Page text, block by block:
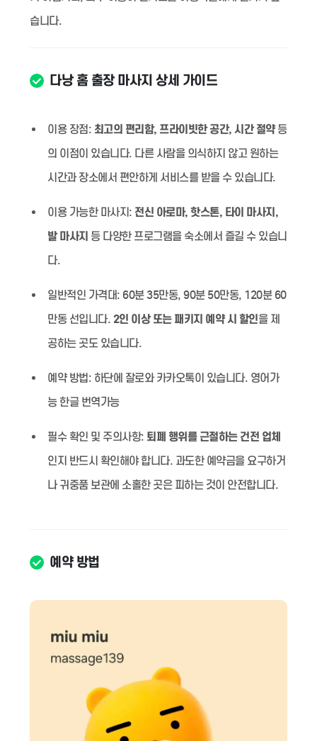
습니다.
다낭 홈 출장 마사지 상세 가이드
이용 장점: 최고의 편리함, 프라이빗한 공간, 시간 절약등
의 이점이 있습니다. 다른 사람을 의식하지 않고 원하는
시간과 장소에서 편안하게 서비스를 받을 수 있습니다.
이용 가능한 마사지: 전신 아로마, 핫스톤, 타이 마사지,
발 마사지 등 다양한 프로그램을 숙소에서 즐길 수 있습니
다.
일반적인 가격대: 60분 35만동, 90분 50만동, 120분 60
만동 선입니다. 2인 이상 또는 패키지 예약 시 할인을 제
공하는 곳도 있습니다.
예약 방법: 하단에 잘로와 카카오톡이 있습니다. 영어가
능 한글 번역가능
필수 확인 및 주의사항: 퇴폐 행위를 근절하는 건전 업체
인지 반드시 확인해야 합니다. 과도한 예약금을 요구하거
나 귀중품 보관에 소홀한 곳은 피하는 것이 안전합니다.
예약 방법